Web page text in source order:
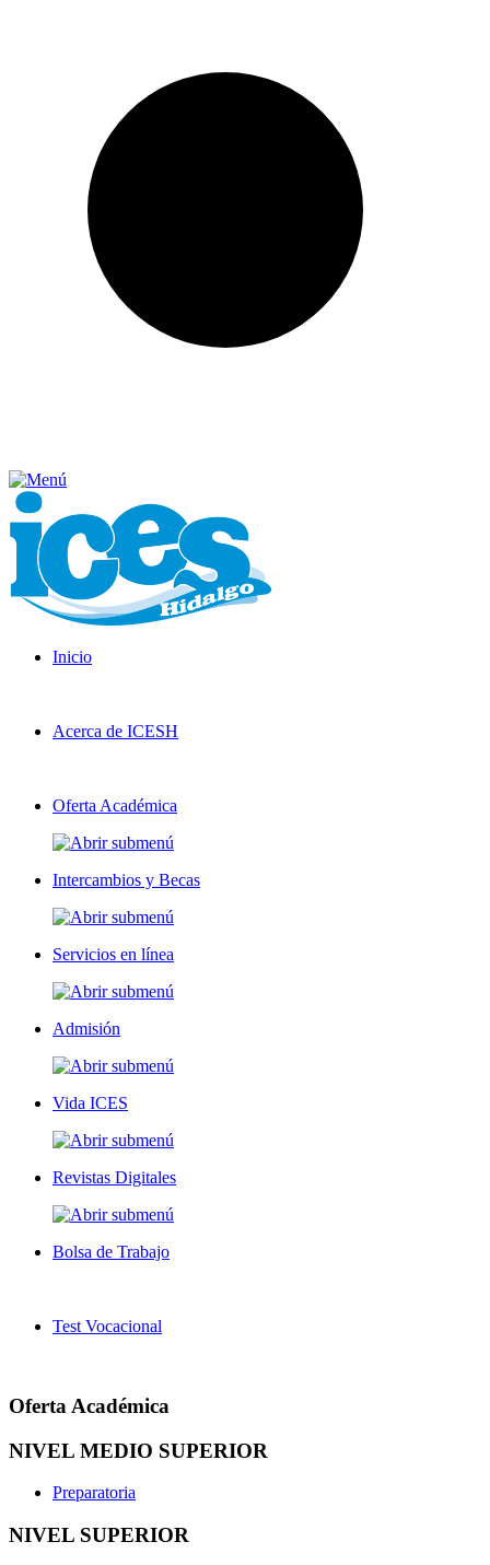
Inicio
Acerca de ICESH
Oferta Académica
Intercambios y Becas
Servicios en línea
Admisión
Vida ICES
Revistas Digitales
Bolsa de Trabajo
Test Vocacional
Oferta Académica
NIVEL MEDIO SUPERIOR
Preparatoria
NIVEL SUPERIOR